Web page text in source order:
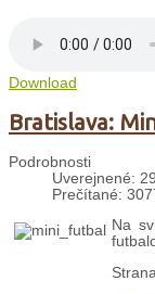
Download
Bratislava:
Podrobnosti
Uverejnené:
Prečítané:
Na